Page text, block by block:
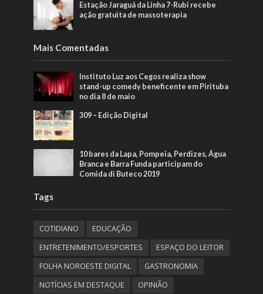
Estação Jaraguá da Linha 7-Rubi recebe
ação gratuita de massoterapia
Mais Comentadas
Instituto Luz aos Cegos realiza show
stand-up comedy beneficente em Pirituba
no dia 8 de maio
309 – Edição Digital
10 bares da Lapa, Pompeia, Perdizes, Água
Branca e Barra Funda participam do
Comida di Buteco 2019
Tags
COTIDIANO
EDUCAÇÃO
ENTRETENIMENTO/ESPORTES
ESPAÇO DO LEITOR
FOLHA NOROESTE DIGITAL
GASTRONOMIA
NOTÍCIAS EM DESTAQUE
OPINIÃO